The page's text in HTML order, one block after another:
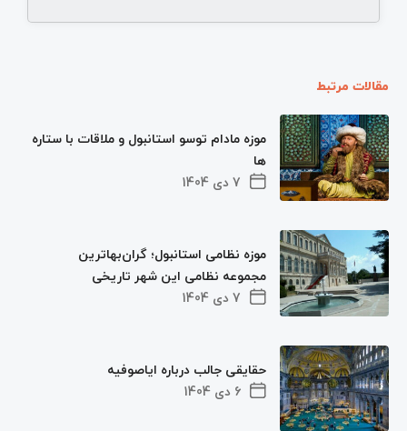
مقالات مرتبط
7 دی 1404
موزه مادام توسو استانبول و ملاقات با ستاره
ها
7 دی 1404
موزه نظامی استانبول؛ گران‌بهاترین
مجموعه نظامی این شهر تاریخی
6 دی 1404
حقایقی جالب درباره ایاصوفیه